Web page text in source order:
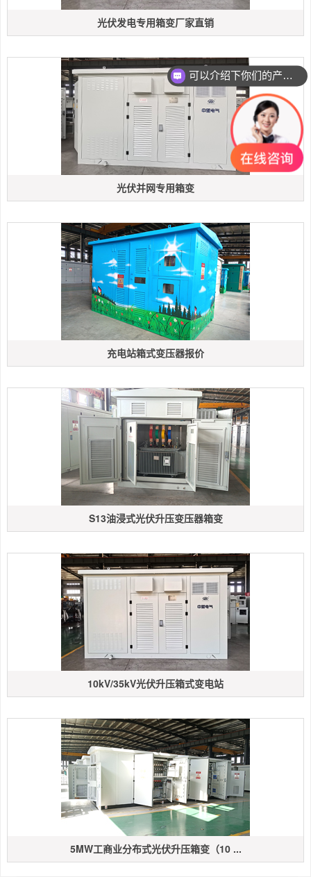
光伏发电专用箱变厂家直销
光伏并网专用箱变
充电站箱式变压器报价
S13油浸式光伏升压变压器箱变
10kV/35kV光伏升压箱式变电站
5MW工商业分布式光伏升压箱变（10 ...
可以介绍下你们的产品么